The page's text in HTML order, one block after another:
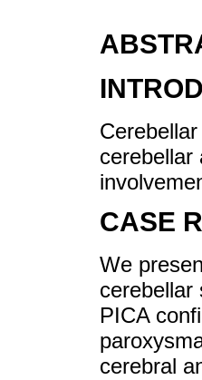
cerebellar
CASE
We
cerebellar
PICA
cerebral